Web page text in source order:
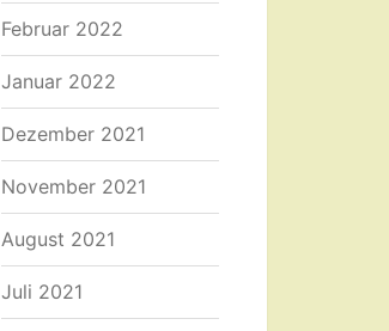
Februar 2022
Januar 2022
Dezember 2021
November 2021
August 2021
Juli 2021